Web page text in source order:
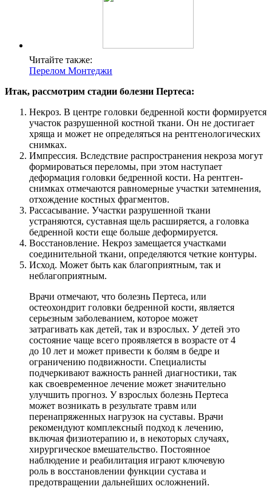
Читайте также:
Перелом Монтеджи
Итак, рассмотрим стадии болезни Пертеса:
Некроз. В центре головки бедренной кости формируется
участок разрушенной костной ткани. Он не достигает
хряща и может не определяться на рентгенологических
снимках.
Импрессия. Вследствие распространения некроза могут
формироваться переломы, при этом наступает
деформация головки бедренной кости. На рентген-
снимках отмечаются равномерные участки затемнения,
отхождение костных фрагментов.
Рассасывание. Участки разрушенной ткани
устраняются, суставная щель расширяется, а головка
бедренной кости еще больше деформируется.
Восстановление. Некроз замещается участками
соединительной ткани, определяются четкие контуры.
Исход. Может быть как благоприятным, так и
неблагоприятным.
Врачи отмечают, что болезнь Пертеса, или
остеохондрит головки бедренной кости, является
серьезным заболеванием, которое может
затрагивать как детей, так и взрослых. У детей это
состояние чаще всего проявляется в возрасте от 4
до 10 лет и может привести к болям в бедре и
ограничению подвижности. Специалисты
подчеркивают важность ранней диагностики, так
как своевременное лечение может значительно
улучшить прогноз. У взрослых болезнь Пертеса
может возникать в результате травм или
перенапряженных нагрузок на суставы. Врачи
рекомендуют комплексный подход к лечению,
включая физиотерапию и, в некоторых случаях,
хирургическое вмешательство. Постоянное
наблюдение и реабилитация играют ключевую
роль в восстановлении функции сустава и
предотвращении дальнейших осложнений.